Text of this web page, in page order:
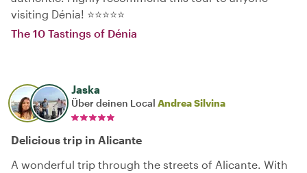
visiting Dénia! ⭐⭐⭐⭐⭐
The 10 Tastings of Dénia
Jaska
Über deinen Local Andrea Silvina
Delicious trip in Alicante
A wonderful trip through the streets of Alicante. With